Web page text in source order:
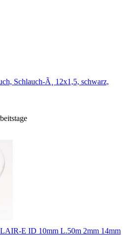
Schlauch-Ã¸ 12x1,5, schwarz,
E ID 10mm L.50m 2mm 14mm